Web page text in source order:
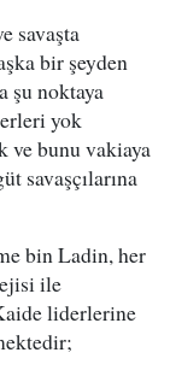
savaşta
bir şeyden
şu noktaya
yok
ve bunu vakiaya
savaşçılarına
bin Ladin, her
ile
liderlerine